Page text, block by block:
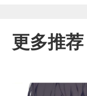
更多推荐